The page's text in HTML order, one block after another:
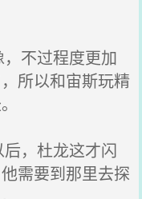
不过程度更加
所以和宙斯玩精
，杜龙这才闪
需要到那里去探